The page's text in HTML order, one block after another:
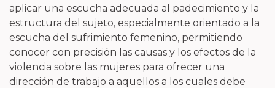
aplicar una escucha adecuada al padecimiento y la
estructura del sujeto, especialmente orientado a la
escucha del sufrimiento femenino, permitiendo
conocer con precisión las causas y los efectos de la
violencia sobre las mujeres para ofrecer una
dirección de trabajo a aquellos a los cuales debe